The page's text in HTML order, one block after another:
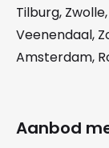
Tilburg, Zwolle,
Veenendaal,
Amsterdam,
Aanbod